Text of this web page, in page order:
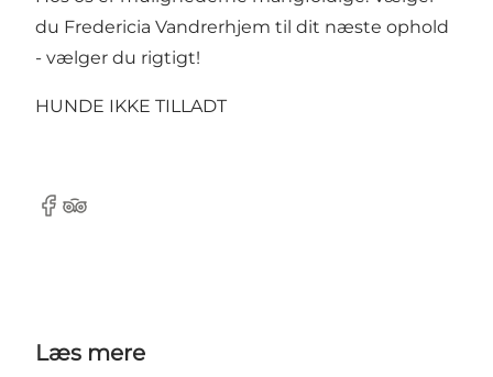
du Fredericia Vandrerhjem til dit næste ophold
- vælger du rigtigt!
HUNDE IKKE TILLADT
Facebook
Tripadvisor
Læs mere